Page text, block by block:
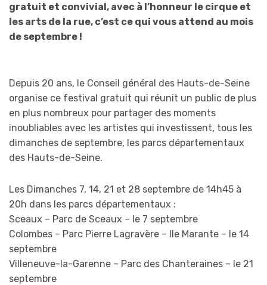
gratuit et convivial, avec à l’honneur le cirque et
les arts de la rue, c’est ce qui vous attend au mois
de septembre !
Depuis 20 ans, le Conseil général des Hauts-de-Seine
organise ce festival gratuit qui réunit un public de plus
en plus nombreux pour partager des moments
inoubliables avec les artistes qui investissent, tous les
dimanches de septembre, les parcs départementaux
des Hauts-de-Seine.
Les Dimanches 7, 14, 21 et 28 septembre de 14h45 à
20h dans les parcs départementaux :
Sceaux – Parc de Sceaux – le 7 septembre
Colombes – Parc Pierre Lagravère – Ile Marante – le 14
septembre
Villeneuve-la-Garenne – Parc des Chanteraines – le 21
septembre